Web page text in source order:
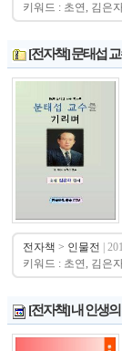
키워드 : 초연, 김은
[전자책] 문태섭
전자책 > 인물전 |
키워드 : 초연, 김은
[전자책] 내 인생